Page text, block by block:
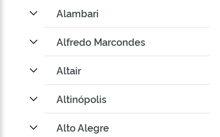
Alambari
Alfredo Marcondes
Altair
Altinópolis
Alto Alegre